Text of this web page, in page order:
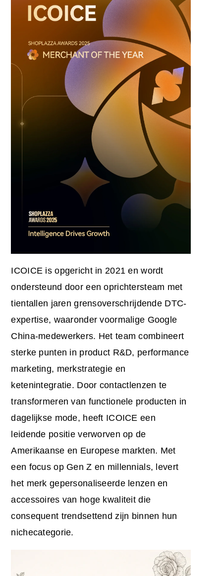
ICOICE is opgericht in 2021 en wordt
ondersteund door een oprichtersteam met
tientallen jaren grensoverschrijdende DTC-
expertise, waaronder voormalige Google
China-medewerkers. Het team combineert
sterke punten in product R&D, performance
marketing, merkstrategie en
ketenintegratie. Door contactlenzen te
transformeren van functionele producten in
dagelijkse mode, heeft ICOICE een
leidende positie verworven op de
Amerikaanse en Europese markten. Met
een focus op Gen Z en millennials, levert
het merk gepersonaliseerde lenzen en
accessoires van hoge kwaliteit die
consequent trendsettend zijn binnen hun
nichecategorie.